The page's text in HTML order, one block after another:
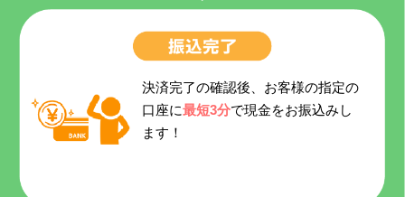
決済完了の確認後、お客様の指定の
口座に最短3分で現金をお振込みし
ます！